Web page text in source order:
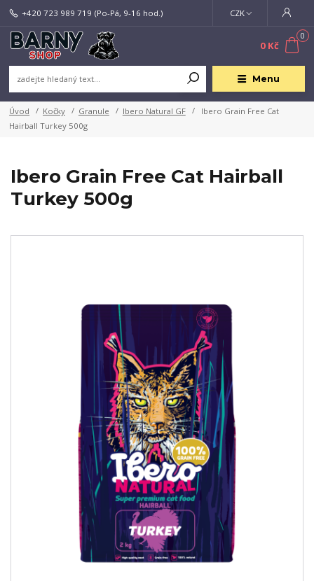
Menu
CZK
+420 723 989 719 (Po-Pá, 9-16 hod.)
0
0 Kč
Úvod Kočky Granule Ibero Natural GF
Ibero Grain Free Cat
Hairball Turkey 500g
Ibero Grain Free Cat Hairball
Turkey 500g